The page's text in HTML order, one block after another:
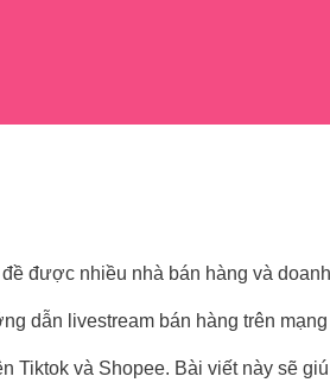
được nhiều nhà bán hàng và doanh
dẫn livestream bán hàng trên mạng
Tiktok và Shopee. Bài viết này sẽ